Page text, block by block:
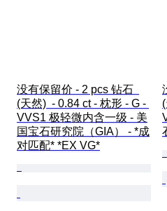
没有保留价 - 2 pcs 钻石
(天然)  - 0.84 ct - 枕形 - G -
VVS1 极轻微内含一级 - 美
国宝石研究院（GIA） - *成
对匹配* *EX VG*